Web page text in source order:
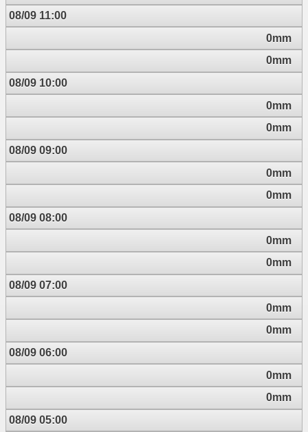
08/09 11:00
0mm
0mm
08/09 10:00
0mm
0mm
08/09 09:00
0mm
0mm
08/09 08:00
0mm
0mm
08/09 07:00
0mm
0mm
08/09 06:00
0mm
0mm
08/09 05:00